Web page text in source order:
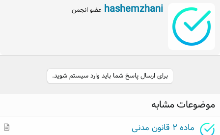
ع
W
e
b
y
hashemzhani عضو انجمن
برای ارسال پاسخ شما باید وارد سیستم شوید.
موضوعات مشابه
م
ماده ۲ قانون مدنی